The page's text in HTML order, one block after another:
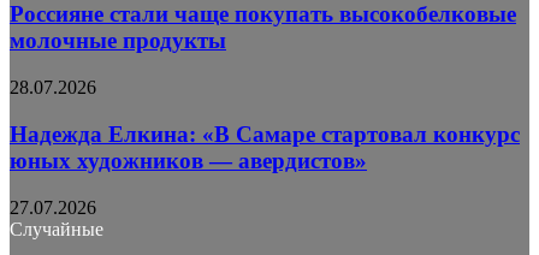
Россияне стали чаще покупать высокобелковые
молочные продукты
28.07.2026
Надежда Елкина: «В Самаре стартовал конкурс
юных художников — авердистов»
27.07.2026
Случайные